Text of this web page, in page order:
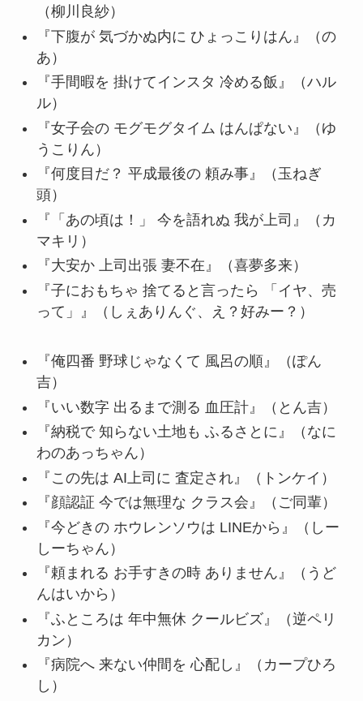
（柳川良紗）
『下腹が 気づかぬ内に ひょっこりはん』（の
あ）
『手間暇を 掛けてインスタ 冷める飯』（ハル
ル）
『女子会の モグモグタイム はんぱない』（ゆ
うこりん）
『何度目だ？ 平成最後の 頼み事』（玉ねぎ
頭）
『「あの頃は！」 今を語れぬ 我が上司』（カ
マキリ）
『大安か 上司出張 妻不在』（喜夢多来）
『子におもちゃ 捨てると言ったら 「イヤ、売
って」』（しぇありんぐ、え？好みー？）
『俺四番 野球じゃなくて 風呂の順』（ぽん
吉）
『いい数字 出るまで測る 血圧計』（とん吉）
『納税で 知らない土地も ふるさとに』（なに
わのあっちゃん）
『この先は AI上司に 査定され』（トンケイ）
『顔認証 今では無理な クラス会』（ご同輩）
『今どきの ホウレンソウは LINEから』（しー
しーちゃん）
『頼まれる お手すきの時 ありません』（うど
んはいから）
『ふところは 年中無休 クールビズ』（逆ペリ
カン）
『病院へ 来ない仲間を 心配し』（カープひろ
し）